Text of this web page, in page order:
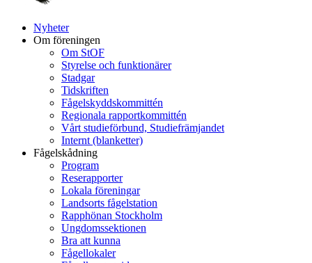
Nyheter
Om föreningen
Om StOF
Styrelse och funktionärer
Stadgar
Tidskriften
Fågelskyddskommittén
Regionala rapportkommittén
Vårt studieförbund, Studiefrämjandet
Internt (blanketter)
Fågelskådning
Program
Reserapporter
Lokala föreningar
Landsorts fågelstation
Rapphönan Stockholm
Ungdomssektionen
Bra att kunna
Fågellokaler